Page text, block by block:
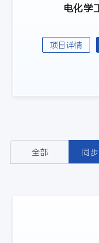
电化学
项目详情
全部 同